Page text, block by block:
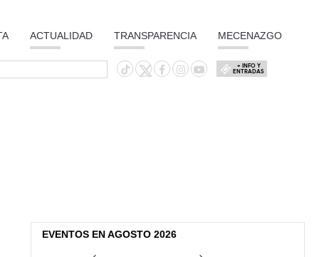
ACTUALIDAD TRANSPARENCIA MECENAZGO
+ INFO Y
ENTRADAS
EVENTOS EN AGOSTO 2026